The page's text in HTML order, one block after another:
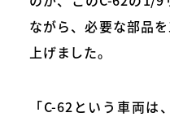
ながら、必要な部品
上げました。
「C-62という車両は